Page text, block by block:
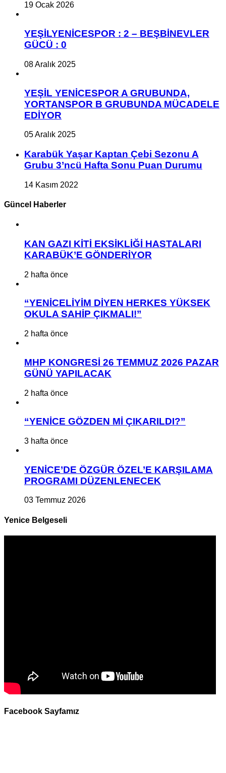
19 Ocak 2026
YEŞİLYENİCESPOR : 2 – BEŞBİNEVLER
GÜCÜ : 0
08 Aralık 2025
YEŞİL YENİCESPOR A GRUBUNDA,
YORTANSPOR B GRUBUNDA MÜCADELE
EDİYOR
05 Aralık 2025
Karabük Yaşar Kaptan Çebi Sezonu A
Grubu 3’ncü Hafta Sonu Puan Durumu
14 Kasım 2022
Güncel Haberler
KAN GAZI KİTİ EKSİKLİĞİ HASTALARI
KARABÜK’E GÖNDERİYOR
2 hafta önce
“YENİCELİYİM DİYEN HERKES YÜKSEK
OKULA SAHİP ÇIKMALI!”
2 hafta önce
MHP KONGRESİ 26 TEMMUZ 2026 PAZAR
GÜNÜ YAPILACAK
2 hafta önce
“YENİCE GÖZDEN Mİ ÇIKARILDI?”
3 hafta önce
YENİCE’DE ÖZGÜR ÖZEL’E KARŞILAMA
PROGRAMI DÜZENLENECEK
03 Temmuz 2026
Yenice Belgeseli
Facebook Sayfamız